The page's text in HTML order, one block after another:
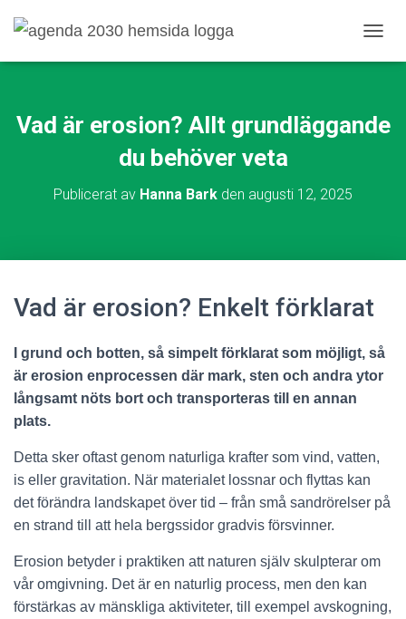
L
Å
/
I
N
Vad är erosion? Allt grundläggande
du behöver veta
Publicerat av Hanna Bark den augusti 12, 2025
Vad är erosion? Enkelt förklarat
I grund och botten, så simpelt förklarat som möjligt, så
är erosion enprocessen där mark, sten och andra ytor
långsamt nöts bort och transporteras till en annan
plats.
Detta sker oftast genom naturliga krafter som vind, vatten,
is eller gravitation. När materialet lossnar och flyttas kan
det förändra landskapet över tid – från små sandrörelser på
en strand till att hela bergssidor gradvis försvinner.
Erosion betyder i praktiken att naturen själv skulpterar om
vår omgivning. Det är en naturlig process, men den kan
förstärkas av mänskliga aktiviteter, till exempel avskogning,